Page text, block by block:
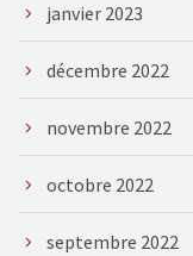
janvier 2023
décembre 2022
novembre 2022
octobre 2022
septembre 2022